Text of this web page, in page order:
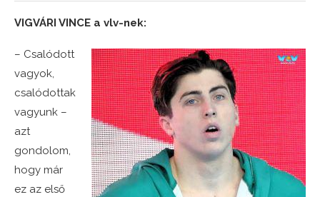
VIGVÁRI VINCE a vlv-nek:
– Csalódott
vagyok,
csalódottak
vagyunk –
azt
gondolom,
hogy már
ez az első